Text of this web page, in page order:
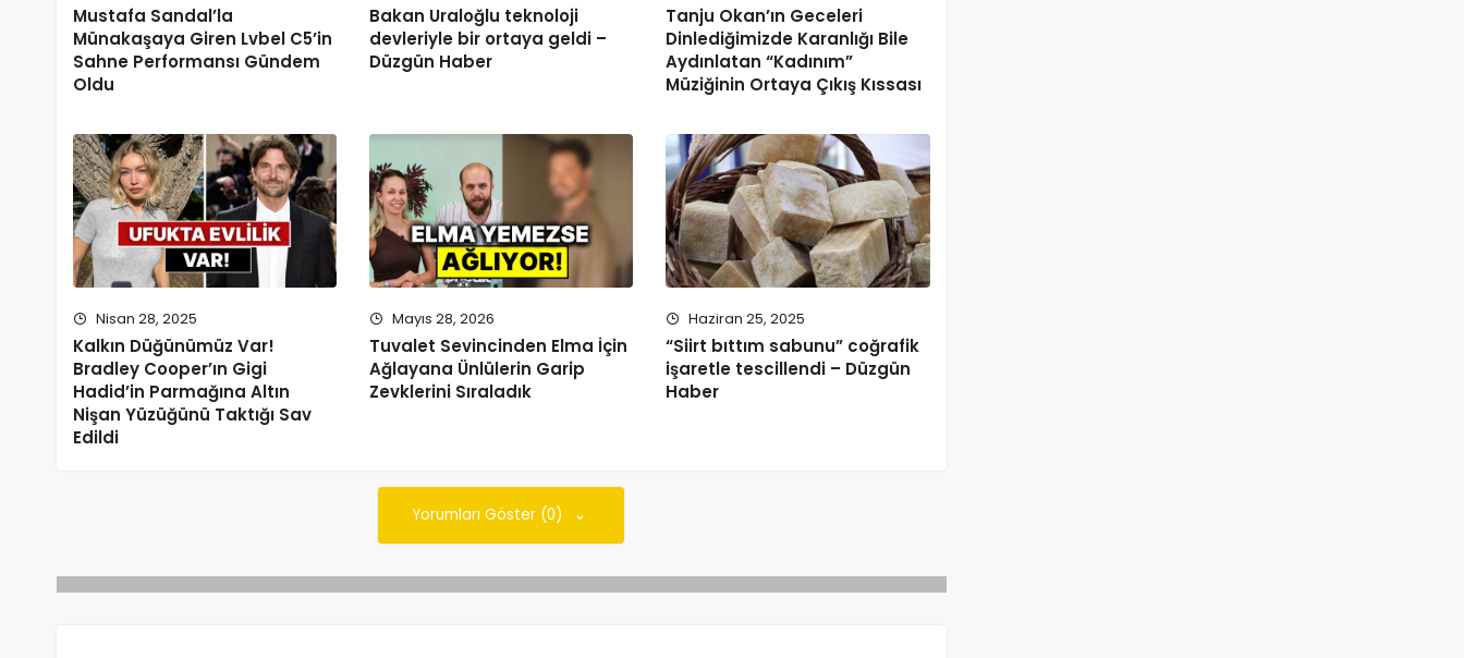
Mustafa Sandal’la
Münakaşaya Giren Lvbel C5’in
Sahne Performansı Gündem
Oldu
Bakan Uraloğlu teknoloji
devleriyle bir ortaya geldi –
Düzgün Haber
Tanju Okan’ın Geceleri
Dinlediğimizde Karanlığı Bile
Aydınlatan “Kadınım”
Müziğinin Ortaya Çıkış Kıssası
Nisan 28, 2025
Kalkın Düğünümüz Var!
Bradley Cooper’ın Gigi
Hadid’in Parmağına Altın
Nişan Yüzüğünü Taktığı Sav
Edildi
Mayıs 28, 2026
Tuvalet Sevincinden Elma İçin
Ağlayana Ünlülerin Garip
Zevklerini Sıraladık
Haziran 25, 2025
“Siirt bıttım sabunu” coğrafik
işaretle tescillendi – Düzgün
Haber
Yorumları Göster (0)